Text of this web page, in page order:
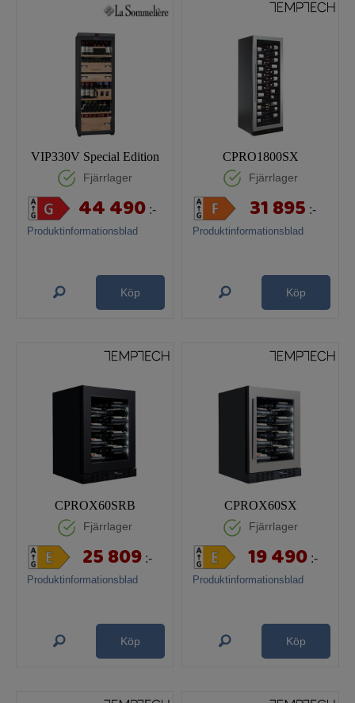
VIP330V Special Edition
Fjärrlager
Produktinformationsblad
44 490 :-
Köp
CPRO1800SX
Fjärrlager
Produktinformationsblad
31 895 :-
Köp
CPROX60SRB
Fjärrlager
Produktinformationsblad
25 809 :-
Köp
CPROX60SX
Fjärrlager
Produktinformationsblad
19 490 :-
Köp